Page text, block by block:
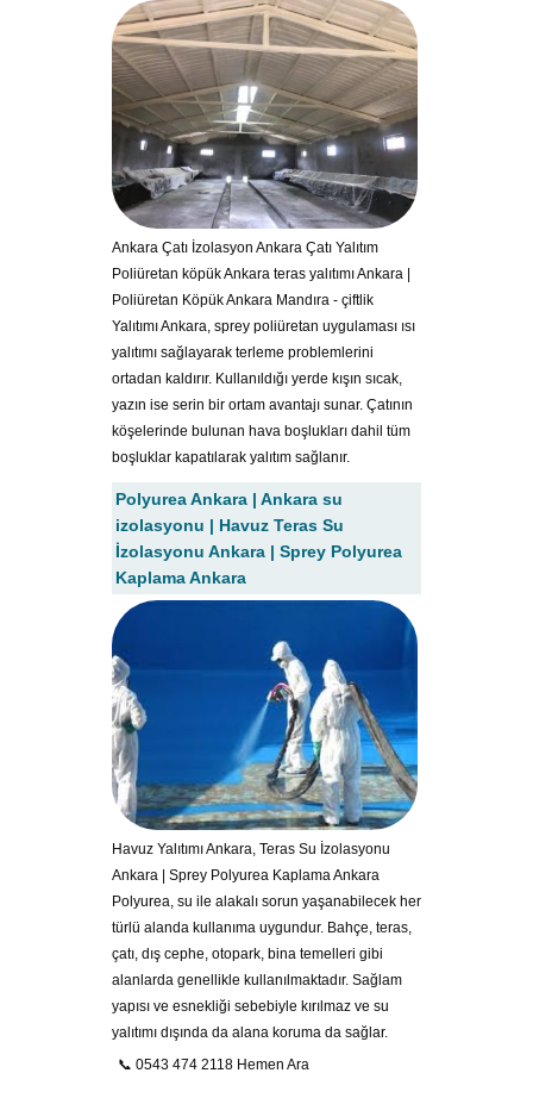
Ankara Çatı İzolasyon Ankara Çatı Yalıtım
Poliüretan köpük Ankara teras yalıtımı Ankara |
Poliüretan Köpük Ankara Mandıra - çiftlik
Yalıtımı Ankara, sprey poliüretan uygulaması ısı
yalıtımı sağlayarak terleme problemlerini
ortadan kaldırır. Kullanıldığı yerde kışın sıcak,
yazın ise serin bir ortam avantajı sunar. Çatının
köşelerinde bulunan hava boşlukları dahil tüm
boşluklar kapatılarak yalıtım sağlanır.
Polyurea Ankara | Ankara su
izolasyonu | Havuz Teras Su
İzolasyonu Ankara | Sprey Polyurea
Kaplama Ankara
Havuz Yalıtımı Ankara, Teras Su İzolasyonu
Ankara | Sprey Polyurea Kaplama Ankara
Polyurea, su ile alakalı sorun yaşanabilecek her
türlü alanda kullanıma uygundur. Bahçe, teras,
çatı, dış cephe, otopark, bina temelleri gibi
alanlarda genellikle kullanılmaktadır. Sağlam
yapısı ve esnekliği sebebiyle kırılmaz ve su
yalıtımı dışında da alana koruma da sağlar.
📞 0543 474 2118 Hemen Ara